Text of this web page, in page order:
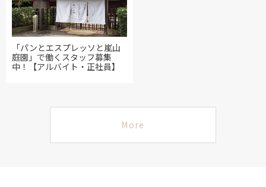
「パンとエスプレッソと嵐山
庭園」で働くスタッフ募集
中！【アルバイト・正社員】
More